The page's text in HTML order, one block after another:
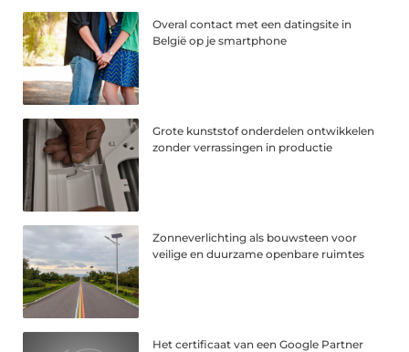
Overal contact met een datingsite in
België op je smartphone
Grote kunststof onderdelen ontwikkelen
zonder verrassingen in productie
Zonneverlichting als bouwsteen voor
veilige en duurzame openbare ruimtes
Het certificaat van een Google Partner